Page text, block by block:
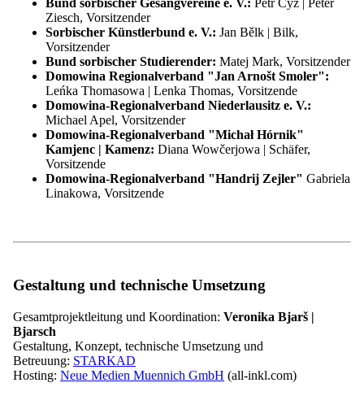
Immaterielles Kulturerbe
Rechte der Sorben
Das sorbische Lindenblatt
Umfrage Lausitz-Monitor
Wissen und Materialien
Übersicht: Wissen und Materialien
Adressen und Ressourcen
Übersetzer
Dokumente und Medien
Publikationen
Presse
Übersicht: Presse
Pressemitteilungen
Kontakt
Schrift
Bund sorbischer Gesangvereine e. V.: Pětr Cyž | Peter
Ziesch, Vorsitzender
Sorbischer Künstlerbund e. V.: Jan Bělk | Bilk,
Vorsitzender
Bund sorbischer Studierender: Matej Mark, Vorsitzender
Domowina Regionalverband "Jan Arnošt Smoler":
Leńka Thomasowa | Lenka Thomas, Vorsitzende
Domowina-Regionalverband Niederlausitz e. V.:
Michael Apel, Vorsitzender
Domowina-Regionalverband "Michał Hórnik"
Kamjenc | Kamenz: Diana Wowčerjowa | Schäfer,
Vorsitzende
Domowina-Regionalverband "Handrij Zejler" Gabriela
Linakowa, Vorsitzende
Gestaltung und technische Umsetzung
Gesamtprojektleitung und Koordination: Veronika Bjarš |
Bjarsch
Gestaltung, Konzept, technische Umsetzung und
Betreuung: STARKAD
Hosting: Neue Medien Muennich GmbH (all-inkl.com)